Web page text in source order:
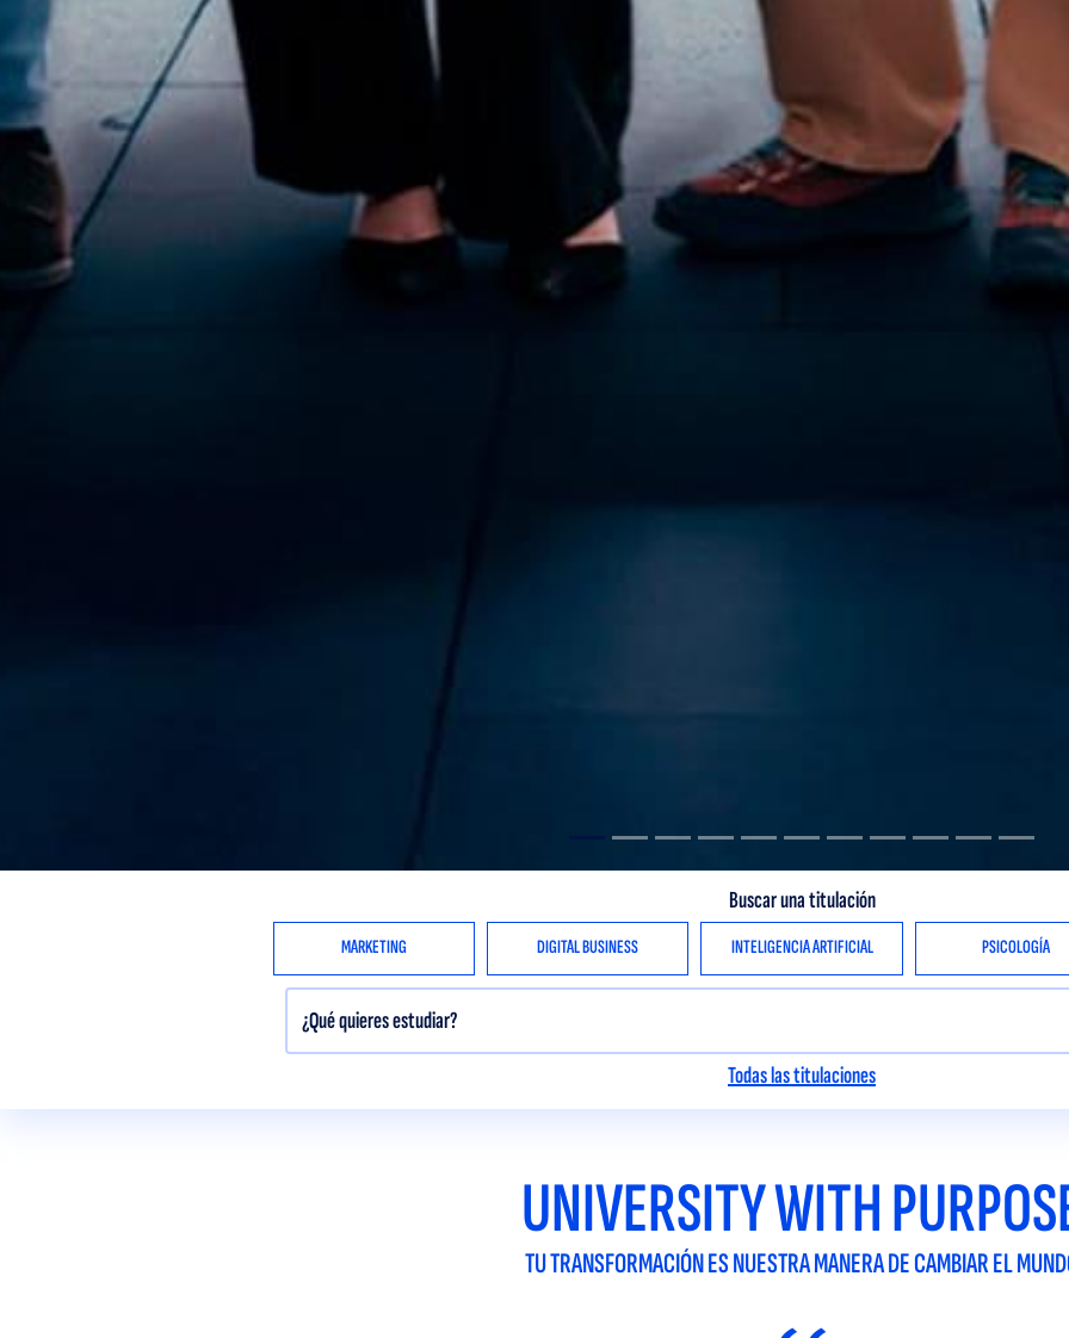
Buscar una titulación
MARKETING DIGITAL BUSINESS INTELIGENCIA ARTIFICIAL PSICOLOGÍA
Todas las titulaciones
UNIVERSITY WITH
TU TRANSFORMACIÓN ES NUESTRA MANERA DE CAMBIAR EL